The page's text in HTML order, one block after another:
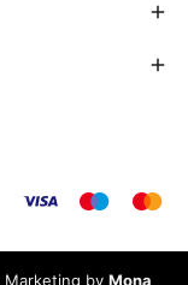
Marketing by Mona